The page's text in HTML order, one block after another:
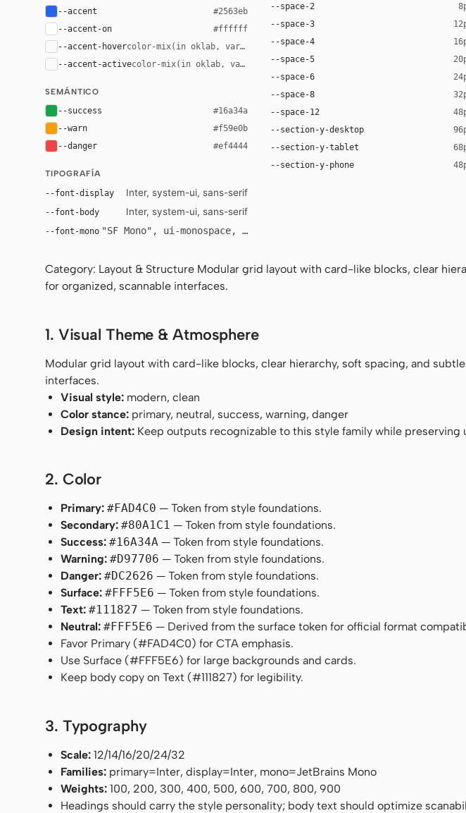
--accent #2563eb
--accent-on #ffffff
--accent-hovercolor-mix(in oklab, var(--accent), black 8%)
--accent-activecolor-mix(in oklab, var(--accent), black 14%)
SEMÁNTICO
--success #16a34a
--warn #f59e0b
--danger #ef4444
TIPOGRAFÍA
--font-display Inter, system-ui, sans-serif
--font-body Inter, system-ui, sans-serif
--font-mono "SF Mono", ui-monospace, Menlo, monospace
--space-2
--space-3
--space-4
--space-5
--space-6
--space-8
--space-12
--section-y-desktop
--section-y-tablet
--section-y-phone
Category: Layout & Structure Modular grid layout with card-like blocks, clear
for organized, scannable interfaces.
1. Visual Theme & Atmosphere
Modular grid layout with card-like blocks, clear hierarchy, soft spacing, and
interfaces.
Visual style: modern, clean
Color stance: primary, neutral, success, warning, danger
Design intent: Keep outputs recognizable to this style family while preserving
2. Color
Primary: #FAD4C0 — Token from style foundations.
Secondary: #80A1C1 — Token from style foundations.
Success: #16A34A — Token from style foundations.
Warning: #D97706 — Token from style foundations.
Danger: #DC2626 — Token from style foundations.
Surface: #FFF5E6 — Token from style foundations.
Text: #111827 — Token from style foundations.
Neutral: #FFF5E6 — Derived from the surface token for official format
Favor Primary (#FAD4C0) for CTA emphasis.
Use Surface (#FFF5E6) for large backgrounds and cards.
Keep body copy on Text (#111827) for legibility.
3. Typography
Scale: 12/14/16/20/24/32
Families: primary=Inter, display=Inter, mono=JetBrains Mono
Weights: 100, 200, 300, 400, 500, 600, 700, 800, 900
Headings should carry the style personality; body text should optimize